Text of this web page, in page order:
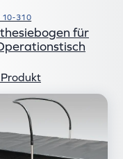
10-310
für